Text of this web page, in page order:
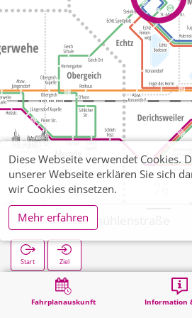
Fahrplanauskunft Information
Echtz Weidmühlenstraße
Start Ziel
Echtz Weidmühlenstraße
Diese Webseite verwendet Cookies.
unserer Webseite erklären Sie sich
wir Cookies einsetzen.
Mehr erfahren